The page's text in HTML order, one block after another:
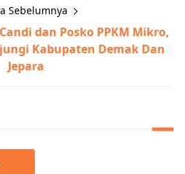
Sebelumnya
dan Posko PPKM Mikro,
Kabupaten Demak Dan
Jepara